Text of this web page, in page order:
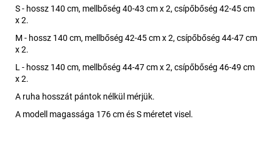
S - hossz 140 cm, mellbőség 40-43 cm x 2, csípőbőség 42-45 cm
x 2.
M - hossz 140 cm, mellbőség 42-45 cm x 2, csípőbőség 44-47 cm
x 2.
L - hossz 140 cm, mellbőség 44-47 cm x 2, csípőbőség 46-49 cm
x 2.
A ruha hosszát pántok nélkül mérjük.
A modell magassága 176 cm és S méretet visel.